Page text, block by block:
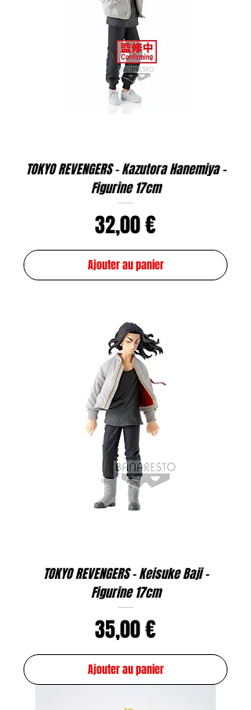
TOKYO REVENGERS - Kazutora Hanemiya -
Figurine 17cm
Prix
32,00 €
Ajouter au panier
TOKYO REVENGERS - Keisuke Baji -
Figurine 17cm
Prix
35,00 €
Ajouter au panier